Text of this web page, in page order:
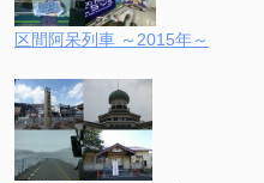
区間阿呆列車 ～2015年～